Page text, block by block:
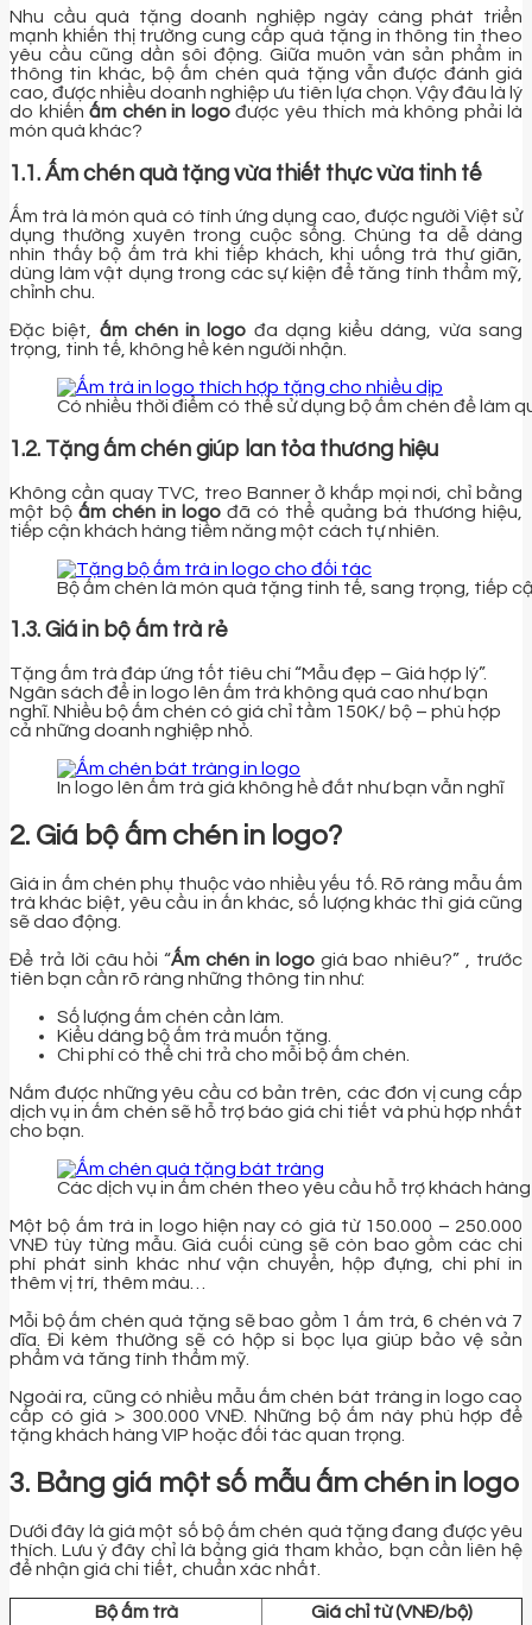
Nhu cầu quà tặng doanh nghiệp ngày càng phát triển
mạnh khiến thị trường cung cấp quà tặng in thông tin theo
yêu cầu cũng dần sôi động. Giữa muôn vàn sản phẩm in
thông tin khác, bộ ấm chén quà tặng vẫn được đánh giá
cao, được nhiều doanh nghiệp ưu tiên lựa chọn. Vậy đâu là lý
do khiến ấm chén in logođược yêu thích mà không phải là
món quà khác?
1.1. Ấm chén quà tặng vừa thiết thực vừa tinh tế
Ấm trà là món quà có tính ứng dụng cao, được người Việt sử
dụng thường xuyên trong cuộc sống. Chúng ta dễ dàng
nhìn thấy bộ ấm trà khi tiếp khách, khi uống trà thư giãn,
dùng làm vật dụng trong các sự kiện để tăng tính thẩm mỹ,
chỉnh chu.
Đặc biệt, ấm chén in logo đa dạng kiểu dáng, vừa sang
trọng, tinh tế, không hề kén người nhận.
Có nhiều thời điểm có thể sử dụng bộ ấm chén để làm
1.2. Tặng ấm chén giúp lan tỏa thương hiệu
Không cần quay TVC, treo Banner ở khắp mọi nơi, chỉ bằng
một bộ ấm chén in logo đã có thể quảng bá thương hiệu,
tiếp cận khách hàng tiềm năng một cách tự nhiên.
Bộ ấm chén là món quà tặng tinh tế, sang trọng, tiếp
1.3. Giá in bộ ấm trà rẻ
Tặng ấm trà đáp ứng tốt tiêu chí “Mẫu đẹp – Giá hợp lý”.
Ngân sách để in logo lên ấm trà không quá cao như bạn
nghĩ. Nhiều bộ ấm chén có giá chỉ tầm 150K/ bộ – phù hợp
cả những doanh nghiệp nhỏ.
In logo lên ấm trà giá không hề đắt như bạn vẫn nghĩ
2. Giá bộ ấm chén in logo?
Giá in ấm chén phụ thuộc vào nhiều yếu tố. Rõ ràng mẫu ấm
trà khác biệt, yêu cầu in ấn khác, số lượng khác thì giá cũng
sẽ dao động.
Để trả lời câu hỏi “Ấm chén in logogiá bao nhiêu?” , trước
tiên bạn cần rõ ràng những thông tin như:
Số lượng ấm chén cần làm.
Kiểu dáng bộ ấm trà muốn tặng.
Chi phí có thể chi trả cho mỗi bộ ấm chén.
Nắm được những yêu cầu cơ bản trên, các đơn vị cung cấp
dịch vụ in ấm chén sẽ hỗ trợ báo giá chi tiết và phù hợp nhất
cho bạn.
Các dịch vụ in ấm chén theo yêu cầu hỗ trợ khách
Một bộ ấm trà in logo hiện nay có giá từ 150.000 – 250.000
VNĐ tùy từng mẫu. Giá cuối cùng sẽ còn bao gồm các chi
phí phát sinh khác như vận chuyển, hộp đựng, chi phí in
thêm vị trí, thêm màu…
Mỗi bộ ấm chén quà tặng sẽ bao gồm 1 ấm trà, 6 chén và 7
dĩa. Đi kèm thường sẽ có hộp si bọc lụa giúp bảo vệ sản
phẩm và tăng tính thẩm mỹ.
Ngoài ra, cũng có nhiều mẫu ấm chén bát tràng in logo cao
cấp có giá > 300.000 VNĐ. Những bộ ấm này phù hợp để
tặng khách hàng VIP hoặc đối tác quan trọng.
3. Bảng giá một số mẫu ấm chén in logo
Dưới đây là giá một số bộ ấm chén quà tặng đang được yêu
thích. Lưu ý đây chỉ là bảng giá tham khảo, bạn cần liên hệ
để nhận giá chi tiết, chuẩn xác nhất.
Bộ ấm trà
Giá chỉ từ (VNĐ/bộ)